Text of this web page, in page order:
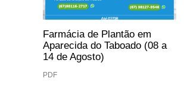
Farmácia de Plantão em
Aparecida do Taboado (08 a
14 de Agosto)
PDF